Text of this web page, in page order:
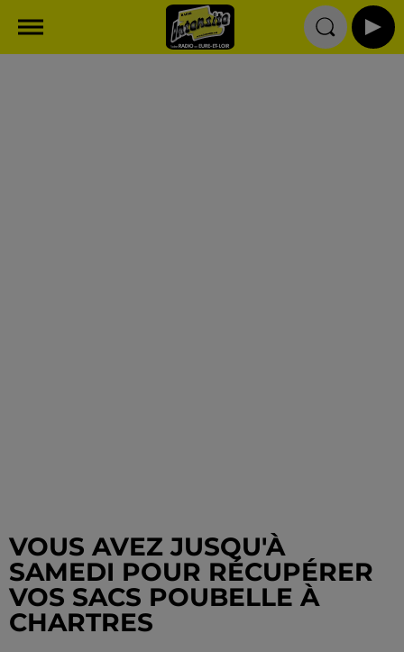
VOUS AVEZ JUSQU'À
SAMEDI POUR RÉCUPÉRER
VOS SACS POUBELLE À
CHARTRES